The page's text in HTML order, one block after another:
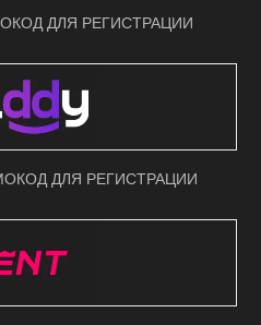
ДЛЯ РЕГИСТРАЦИИ
ДЛЯ РЕГИСТРАЦИИ